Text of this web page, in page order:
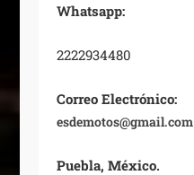
Whatsapp:
2222934480
Correo Electrónico:
esdemotos@gmail.com
Puebla, México.